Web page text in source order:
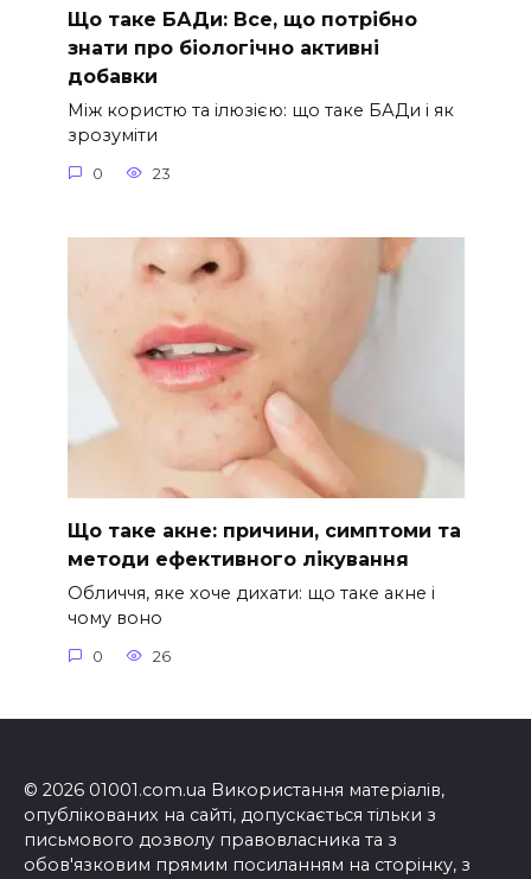
Що таке БАДи: Все, що потрібно
знати про біологічно активні
добавки
Між користю та ілюзією: що таке БАДи і як
зрозуміти
0 23
Що таке акне: причини, симптоми та
методи ефективного лікування
Обличчя, яке хоче дихати: що таке акне і
чому воно
0 26
© 2026 01001.com.ua Використання матеріалів,
опублікованих на сайті, допускається тільки з
письмового дозволу правовласника та з
обов'язковим прямим посиланням на сторінку, з